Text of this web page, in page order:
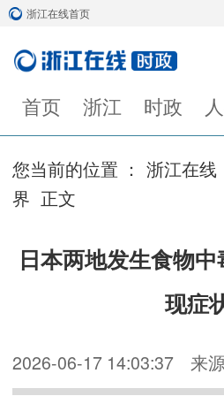
浙江在线首页
首页 浙江 时政
您当前的位置 ： 浙江在线
界 正文
日本两地发生食物
现症
2026-06-17 14:03:37 来